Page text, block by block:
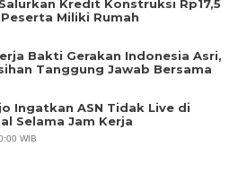
Kredit Konstruksi Rp17,5
Miliki Rumah
Bakti Gerakan Indonesia Asri,
Tanggung Jawab Bersama
Ingatkan ASN Tidak Live di
Selama Jam Kerja
WIB